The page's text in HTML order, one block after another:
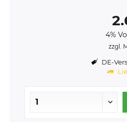
4%
zzgl.
DE-